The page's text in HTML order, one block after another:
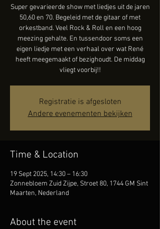
Super gevarieerde show met liedjes uit de jaren
50,60 en 70. Begeleid met de gitaar of met
orkestband. Veel Rock & Roll en een hoog
meezing gehalte. En tussendoor soms een
eigen liedje met een verhaal over wat René
heeft meegemaakt of bezighoudt. De middag
vliegt voorbij!!
Registratie is afgesloten
Andere evenementen bekijken
Time & Location
19 Sept 2025, 14:30 – 16:30
Zonnebloem Zuid Zijpe, Stroet 80, 1744 GM Sint
Maarten, Nederland
About the event